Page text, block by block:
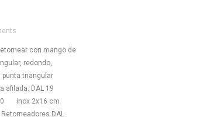
con mango de
redondo,
triangular
afilada. DAL 19
20 inox 2x16 cm
DAL.